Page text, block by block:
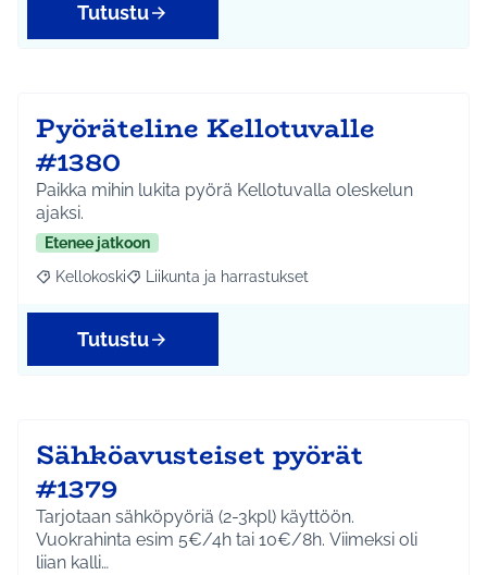
Tutustu
Pyöräteline Kellotuvalle
#1380
Paikka mihin lukita pyörä Kellotuvalla oleskelun
ajaksi.
Etenee jatkoon
Rajaa tulokset aihepiirin mukaan: Kellokoski
Kellokoski Rajaa tulokset teeman mukaan: Liikunta ja
Liikunta ja harrastukset
Tutustu
Sähköavusteiset pyörät
#1379
Tarjotaan sähköpyöriä (2-3kpl) käyttöön.
Vuokrahinta esim 5€/4h tai 10€/8h. Viimeksi oli
liian kalli…